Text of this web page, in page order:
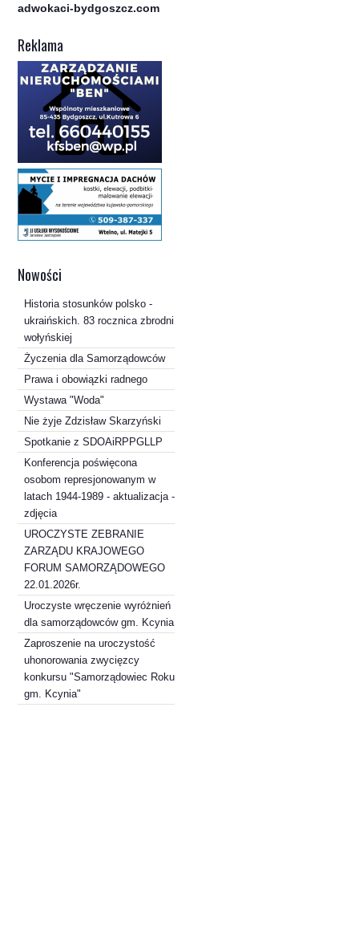
adwokaci-bydgoszcz.com
Reklama
Nowości
Historia stosunków polsko -
ukraińskich. 83 rocznica zbrodni
wołyńskiej
Życzenia dla Samorządowców
Prawa i obowiązki radnego
Wystawa "Woda"
Nie żyje Zdzisław Skarzyński
Spotkanie z SDOAiRPPGLLP
Konferencja poświęcona
osobom represjonowanym w
latach 1944-1989 - aktualizacja -
zdjęcia
UROCZYSTE ZEBRANIE
ZARZĄDU KRAJOWEGO
FORUM SAMORZĄDOWEGO
22.01.2026r.
Uroczyste wręczenie wyróżnień
dla samorządowców gm. Kcynia
Zaproszenie na uroczystość
uhonorowania zwycięzcy
konkursu "Samorządowiec Roku
gm. Kcynia"